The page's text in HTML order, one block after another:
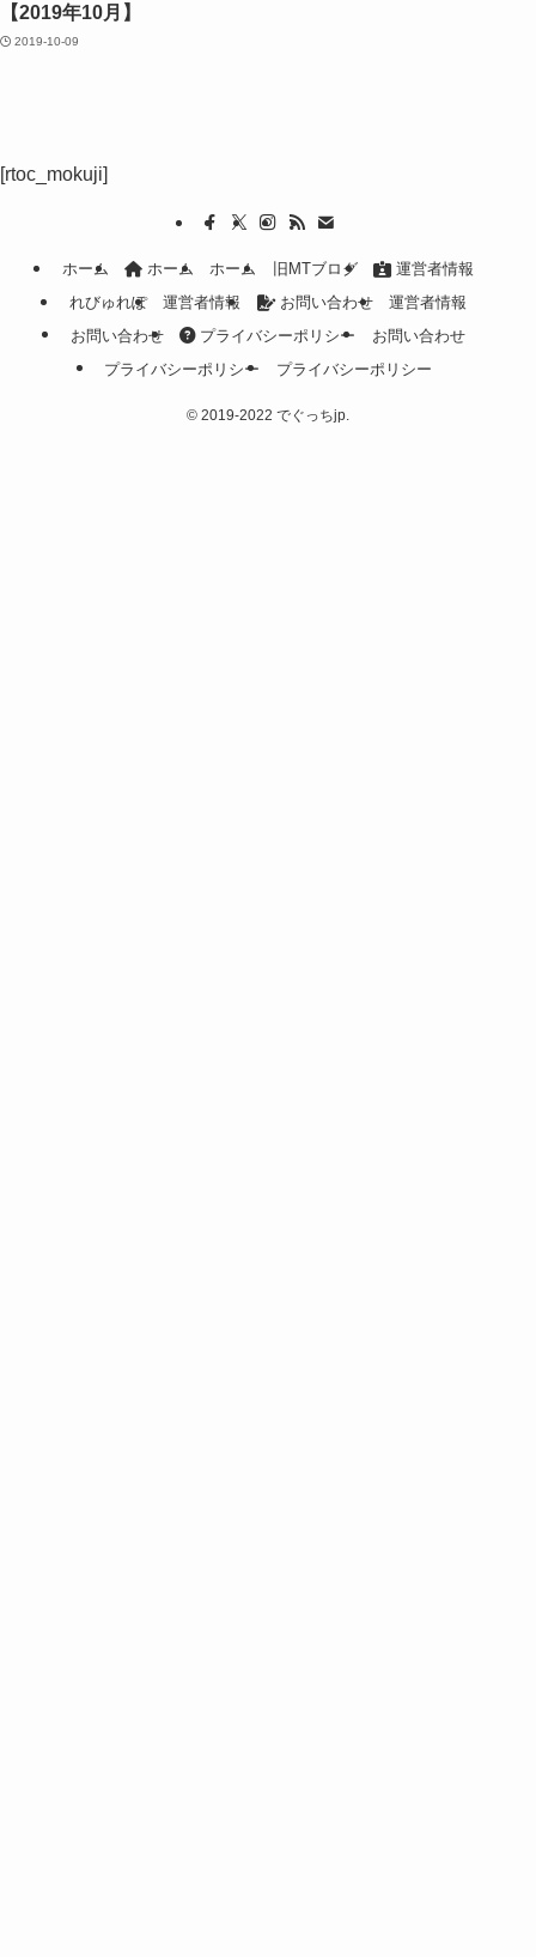
【2019年10月】
2019-10-09
[rtoc_mokuji]
ホーム ホーム ホーム 旧MTブログ
運営者情報
れびゅれぽ
運営者情報 お問い合わせ
運営者情報
お問い合わせ
プライバシーポリシー
お問い合わせ
プライバシーポリシー
プライバシーポリシー
© 2019-2022 でぐっちjp.